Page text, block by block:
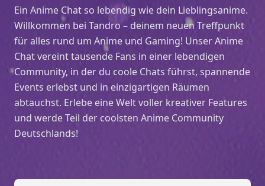
Ein Anime Chat so lebendig wie dein Lieblingsanime.
Willkommen bei Tandro – deinem neuen Treffpunkt
für alles rund um Anime und Gaming! Unser Anime
Chat vereint tausende Fans in einer lebendigen
Community, in der du coole Chats führst, spannende
Events erlebst und in einzigartigen Räumen
abtauchst. Erlebe eine Welt voller kreativer Features
und werde Teil der coolsten Anime Community
Deutschlands!